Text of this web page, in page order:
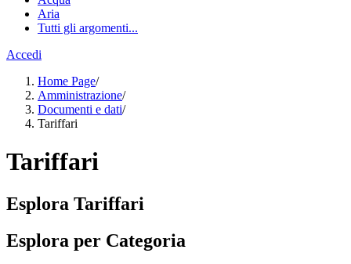
Aria
Tutti gli argomenti...
Accedi
Home Page/
Amministrazione/
Documenti e dati/
Tariffari
Tariffari
Esplora Tariffari
Esplora per Categoria